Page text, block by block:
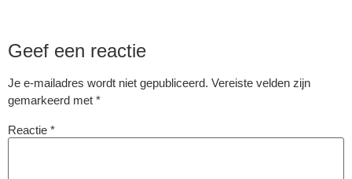
Geef een reactie
Je e-mailadres wordt niet gepubliceerd. Vereiste velden zijn
gemarkeerd met *
Reactie *